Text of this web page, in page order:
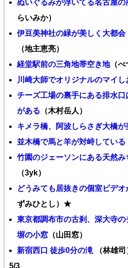
ぬいぐるみが浮いてる名古屋
らいみか）
伊豆美神社の緑が美しく大都
（地主恵亮）
経堂駅前の三角地帯空き地（べ
川崎大師でオリジナルのマイし
チーズ工場の裏手にある排水
がある （木村岳人）
キメラ橋、阿波しらさぎ大橋が
並木橋で馬と羊が対峙している
竹園のジェーソンにある天然
（3yk）
どうみても居抜きの個室ビデオ
ずみひとし）★
東京都調布市の古刹、深大寺
塀の小窓 （山田窓）
新宿西口 徒歩0分の滝
（林雄
5/3